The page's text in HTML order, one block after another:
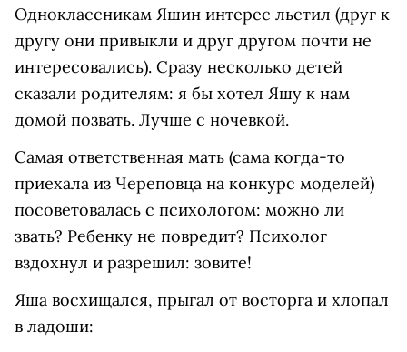
Одноклассникам Яшин интерес льстил (друг к
другу они привыкли и друг другом почти не
интересовались). Сразу несколько детей
сказали родителям: я бы хотел Яшу к нам
домой позвать. Лучше с ночевкой.
Самая ответственная мать (сама когда-то
приехала из Череповца на конкурс моделей)
посоветовалась с психологом: можно ли
звать? Ребенку не повредит? Психолог
вздохнул и разрешил: зовите!
Яша восхищался, прыгал от восторга и хлопал
в ладоши: